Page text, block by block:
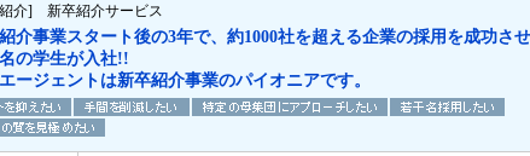
介] 新卒紹介サービス
介事業スタート後の3年で、約1000社を超える企業の採用を成功さ
の学生が入社!!
ージェントは新卒紹介事業のパイオニアです。